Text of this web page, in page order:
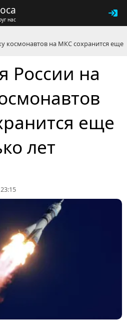
нас
космонавтов на МКС сохранится еще
России на
еще
лет